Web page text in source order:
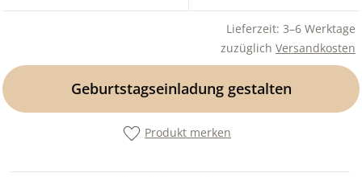
Lieferzeit: 3–6 Werktage
zuzüglich Versandkosten
Geburtstagseinladung gestalten
Produkt merken